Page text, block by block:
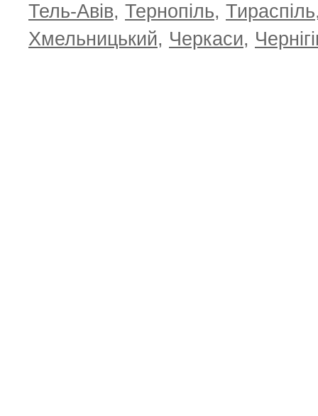
Тель-Авів, Тернопіль, Тираспіль
Хмельницький, Черкаси,